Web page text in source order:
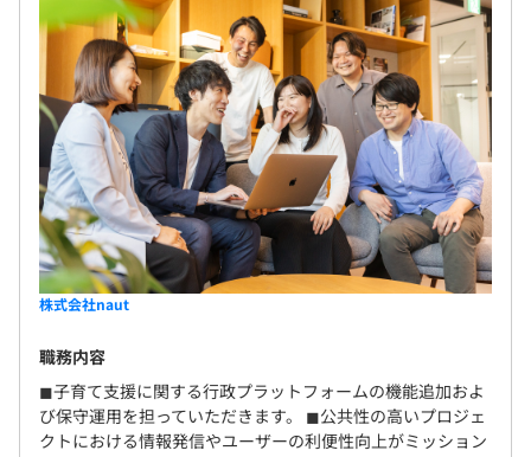
無期雇用
6カ月（期間中、待遇の変更はありません）
株式会社naut
職務内容
◼︎子育て支援に関する行政プラットフォームの機能追加およ
び保守運用を担っていただきます。 ◼︎公共性の高いプロジェ
クトにおける情報発信やユーザーの利便性向上がミッション